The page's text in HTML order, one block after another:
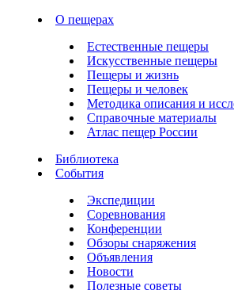
О пещерах
Естественные пещеры
Искусственные пещеры
Пещеры и жизнь
Пещеры и человек
Методика описания и
Справочные материалы
Атлас пещер России
Библиотека
События
Экспедиции
Соревнования
Конференции
Обзоры снаряжения
Объявления
Новости
Полезные советы